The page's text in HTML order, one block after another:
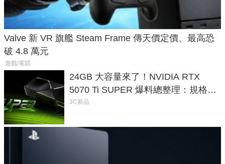
Valve 新 VR 旗艦 Steam Frame 傳天價定價、最高恐
破 4.8 萬元
遊戲/電競
24GB 大容量來了！NVIDIA RTX
5070 Ti SUPER 爆料總整理：規格、
功耗、上市時間
3C新品